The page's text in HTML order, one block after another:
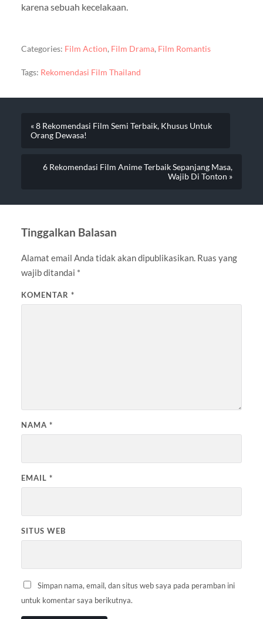
karena sebuah kecelakaan.
Categories: Film Action, Film Drama, Film Romantis
Tags: Rekomendasi Film Thailand
« 8 Rekomendasi Film Semi Terbaik, Khusus Untuk
Orang Dewasa!
6 Rekomendasi Film Anime Terbaik Sepanjang Masa,
Wajib Di Tonton »
Tinggalkan Balasan
Alamat email Anda tidak akan dipublikasikan. Ruas yang
wajib ditandai *
KOMENTAR *
NAMA *
EMAIL *
SITUS WEB
Simpan nama, email, dan situs web saya pada peramban ini
untuk komentar saya berikutnya.